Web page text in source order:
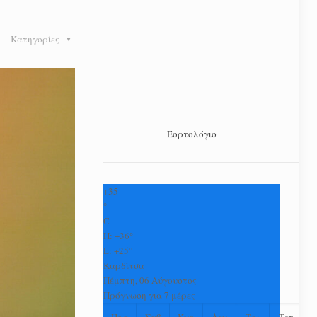
Κατηγορίες
Εορτολόγιο
+35
°
C
H:+36°
L:+25°
Καρδίτσα
Πέμπτη, 06 Αύγουστος
Πρόγνωση για 7 μέρες